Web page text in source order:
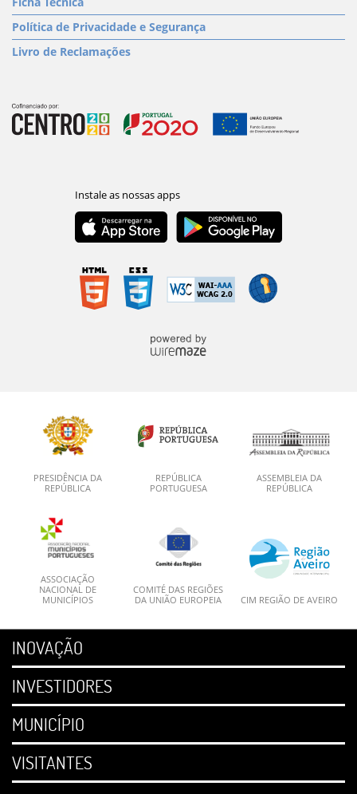
Política de Privacidade e Segurança
Livro de Reclamações
PRESIDÊNCIA DA
REPÚBLICA
REPÚBLICA
PORTUGUESA
ASSEMBLEIA DA
REPÚBLICA
ASSOCIAÇÃO
NACIONAL DE
MUNICÍPIOS
COMITÉ DAS REGIÕES
DA UNIÃO EUROPEIA
CIM REGIÃO DE AVEIRO
INOVAÇÃO
INVESTIDORES
MUNICÍPIO
VISITANTES